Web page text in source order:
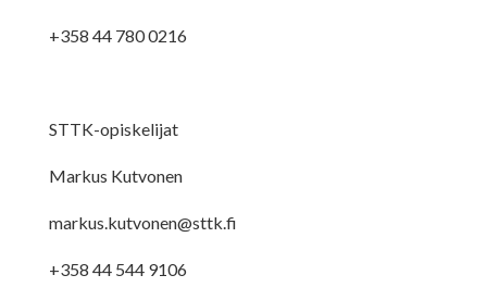
+358 44 780 0216
STTK-opiskelijat
Markus Kutvonen
markus.kutvonen@sttk.fi
+358 44 544 9106